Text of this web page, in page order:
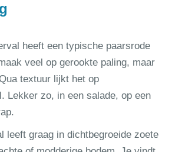
heeft een typische paarsrode
veel op gerookte paling, maar
textuur lijkt het op
Lekker zo, in een salade, op een
leeft graag in dichtbegroeide zoete